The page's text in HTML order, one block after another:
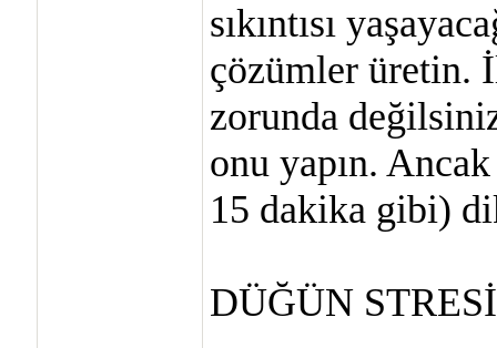
sıkıntısı
çözümler üretin.
zorunda
onu yapın.
15 dakika gibi)
DÜĞÜN